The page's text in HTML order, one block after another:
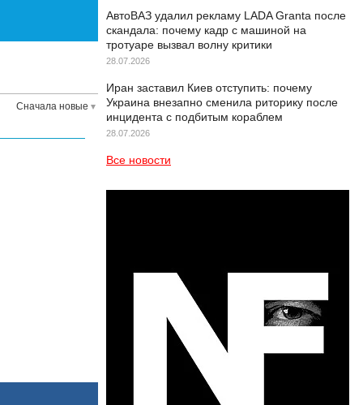
Сначала новые
АвтоВАЗ удалил рекламу LADA Granta после
скандала: почему кадр с машиной на
тротуаре вызвал волну критики
28.07.2026
Иран заставил Киев отступить: почему
Украина внезапно сменила риторику после
инцидента с подбитым кораблем
28.07.2026
Все новости